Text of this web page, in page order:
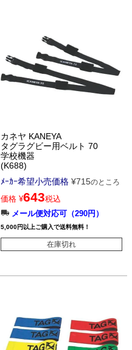
カネヤ KANEYA
タグラグビー用ベルト 70
学校機器
(K688)
ﾒｰｶｰ希望小売価格 ¥715のところ
価格 ¥643税込
メール便対応可（290円）
5,000円以上ご購入で送料無料！
在庫切れ